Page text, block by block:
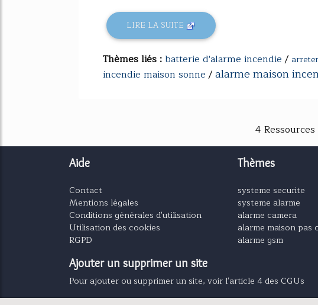
LIRE LA SUITE
Thèmes liés :batterie d'alarme incendie/
incendie maison sonne/alarme maison
4 Ressources
Aide
Contact
Mentions légales
Conditions générales d'utilisation
Utilisation des cookies
RGPD
Thèmes
systeme securite
systeme alarme
alarme camera
alarme maison pas
alarme gsm
Ajouter un supprimer un site
Pour ajouter ou supprimer un site, voir l'article 4 des CGUs